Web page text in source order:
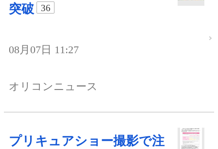
突破
36
08月07日 11:27
オリコンニュース
プリキュアショー撮影で注